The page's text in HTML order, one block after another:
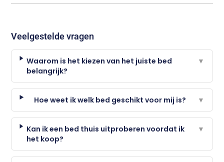
Veelgestelde vragen
Waarom is het kiezen van het juiste bed
belangrijk?
▼
Hoe weet ik welk bed geschikt voor mij is? ▼
Kan ik een bed thuis uitproberen voordat ik
het koop?
▼